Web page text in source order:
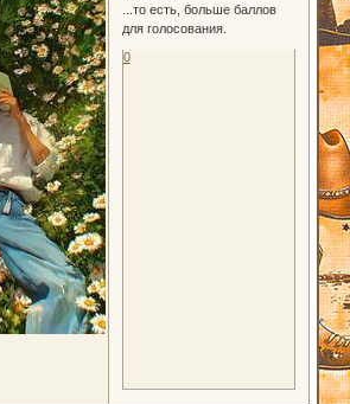
...то есть, больше баллов
для голосования.
0